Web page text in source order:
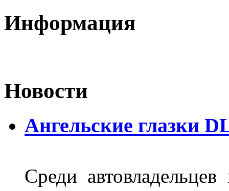
Информация
Новости
Ангельские глазки
Среди